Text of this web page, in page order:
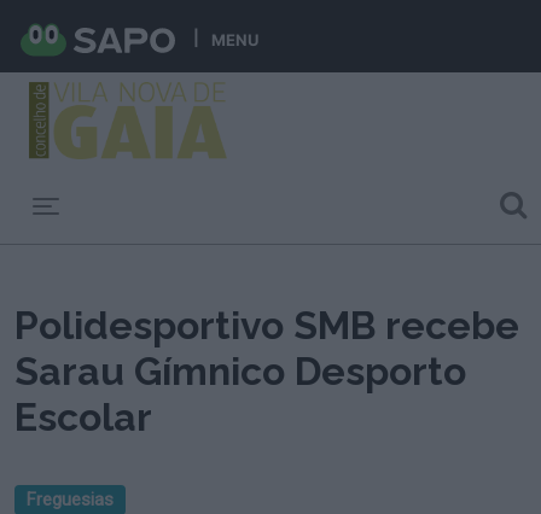
MENU
Polidesportivo SMB recebe
Sarau Gímnico Desporto
Escolar
Freguesias